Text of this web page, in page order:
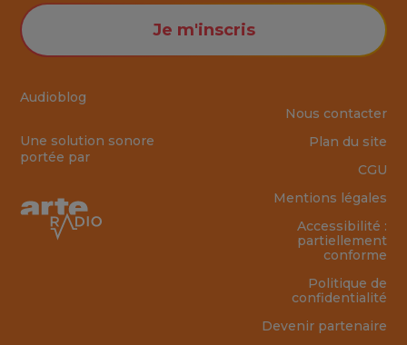
Audioblog
Une solution sonore
portée par
Je m'inscris
Nous contacter
Plan du site
CGU
Mentions légales
Accessibilité :
partiellement
conforme
Politique de
confidentialité
Devenir partenaire